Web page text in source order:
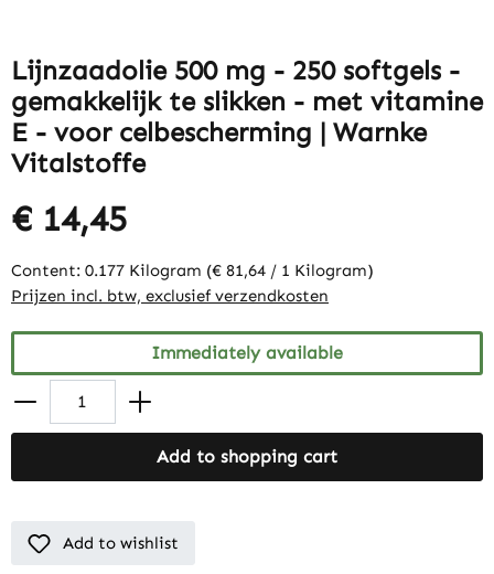
Lijnzaadolie 500 mg - 250 softgels -
gemakkelijk te slikken - met vitamine
E - voor celbescherming | Warnke
Vitalstoffe
€ 14,45
Content: 0.177 Kilogram (€ 81,64 / 1 Kilogram)
Prijzen incl. btw, exclusief verzendkosten
Immediately available
Add to shopping cart
Add to wishlist